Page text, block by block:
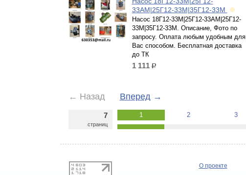
33АМ|25Г12-33М|35Г12-33М
Насос 18Г12-33М|25Г12-33АМ|25Г12-
33М|35Г12-33М. Описание, Фото по
запросу. Оплата любым удобным для
Вас способом. Бесплатная доставка
до ТК
1 111 р.
← Назад Вперед→
7
страниц
1 2 3
О проекте